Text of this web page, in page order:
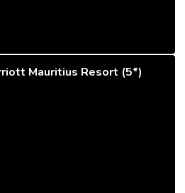
Mauritius Resort (5*)